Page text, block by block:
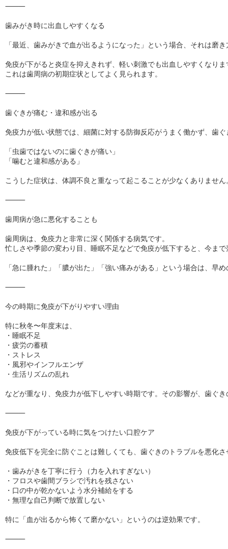
⸻
歯みがき時に出血しやすくなる
「最近、歯みがきで血が出るようになった」という場合、それは磨
免疫が下がると炎症を抑えきれず、軽い刺激でも出血しやすくなりま
これは歯周病の初期症状としてよく見られます。
⸻
歯ぐきが痛む・違和感が出る
免疫力が低い状態では、細菌に対する防御反応がうまく働かず、歯
「虫歯ではないのに歯ぐきが痛い」
「噛むと違和感がある」
こうした症状は、体調不良と重なって起こることが少なくありません
⸻
歯周病が急に悪化することも
歯周病は、免疫力と非常に深く関係する病気です。
忙しさや季節の変わり目、睡眠不足などで免疫が低下すると、今ま
「急に腫れた」「膿が出た」「強い痛みがある」という場合は、早
⸻
今の時期に免疫が下がりやすい理由
特に秋冬〜年度末は、
・睡眠不足
・疲労の蓄積
・ストレス
・風邪やインフルエンザ
・生活リズムの乱れ
などが重なり、免疫力が低下しやすい時期です。その影響が、歯ぐ
⸻
免疫が下がっている時に気をつけたい口腔ケア
免疫低下を完全に防ぐことは難しくても、歯ぐきのトラブルを悪化
・歯みがきを丁寧に行う（力を入れすぎない）
・フロスや歯間ブラシで汚れを残さない
・口の中が乾かないよう水分補給をする
・無理な自己判断で放置しない
特に「血が出るから怖くて磨かない」というのは逆効果です。
⸻